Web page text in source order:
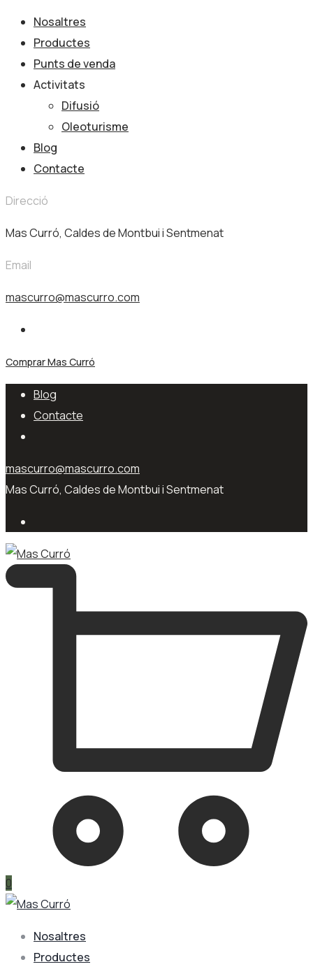
Nosaltres
Productes
Punts de venda
Activitats
Difusió
Oleoturisme
Blog
Contacte
Direcció
Mas Curró, Caldes de Montbui i Sentmenat
Email
mascurro@mascurro.com
Comprar Mas Curró
Blog
Contacte
mascurro@mascurro.com
Mas Curró, Caldes de Montbui i Sentmenat
0
Nosaltres
Productes